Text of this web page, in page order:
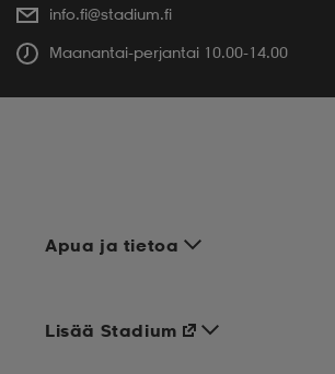
info.fi@stadium.fi
Maanantai-perjantai 10.00-14.00
Apua ja tietoa
Lisää Stadium